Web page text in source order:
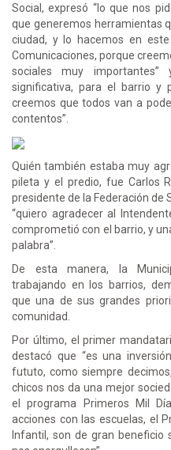
Social, expresó “lo que nos
que generemos herramientas
ciudad, y lo hacemos en
Comunicaciones, porque
sociales muy
significativa, para el barrio y
creemos que todos van a
contentos”.
Quién también estaba muy
pileta y el predio, fue Carlos
presidente de la Federación de
“quiero agradecer al
comprometió con el barrio, y
palabra”.
De esta manera, la
trabajando en los barrios,
que una de sus grandes
comunidad.
Por último, el primer
destacó que “es una
fututo, como siempre
chicos nos da una mejor
el programa Primeros Mil
acciones con las escuelas, el
Infantil, son de gran beneficio